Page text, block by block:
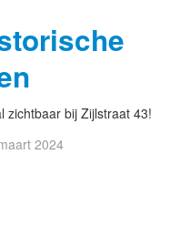
zichtbaar bij Zijlstraat 43!
2024